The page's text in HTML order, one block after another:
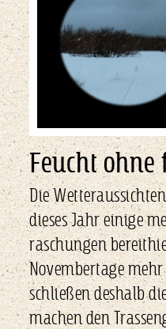
Feucht
Die
dieses Jahr einige
raschungen
November­tage
schließen deshalb
machen den